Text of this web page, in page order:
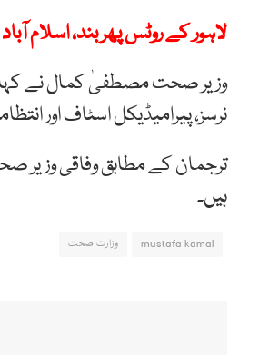
لاہور کے روٹس پھر بند، اسلام
وزیر صحت مصطفیٰ کمال نے کہا
نرسز، پیرامیڈیکل اسٹاف اور
ترجمان کے مطابق وفاقی وزیر
ہیں۔
mustafa kamal وزارت صحت